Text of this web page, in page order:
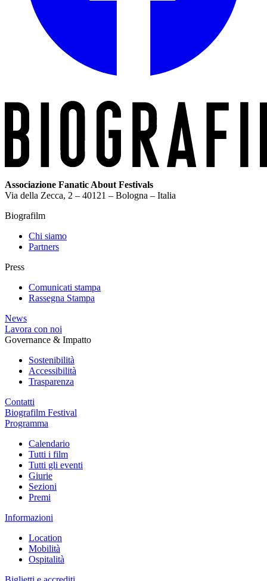
Associazione Fanatic About Festivals
Via della Zecca, 2 – 40121 – Bologna – Italia
Biografilm
Chi siamo
Partners
Press
Comunicati stampa
Rassegna Stampa
News
Lavora con noi
Governance & Impatto
Sostenibilità
Accessibilità
Trasparenza
Contatti
Biografilm Festival
Programma
Calendario
Tutti i film
Tutti gli eventi
Giurie
Sezioni
Premi
Informazioni
Location
Mobilità
Ospitalità